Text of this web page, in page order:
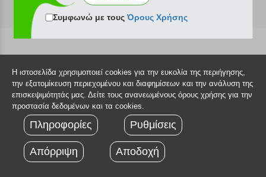
Τρόποι αποστολής
Πολιτική επιστροφών
Τεχνική υποστήριξη
Συμφωνώ με τουςΌρους Χρήσης
Η ιστοσελίδα χρησιμοποιεί cookies για την ευκολία της περιήγησης,
την εξατομίκευση περιεχομένου και διαφημίσεων και την ανάλυση της
επισκεψιμότητάς μας. Δείτε τους ανανεωμένους όρους χρήσης για την
προστασία δεδομένων και τα cookies.
Πληροφορίες Ρυθμίσεις
Απόρριψη Αποδοχή